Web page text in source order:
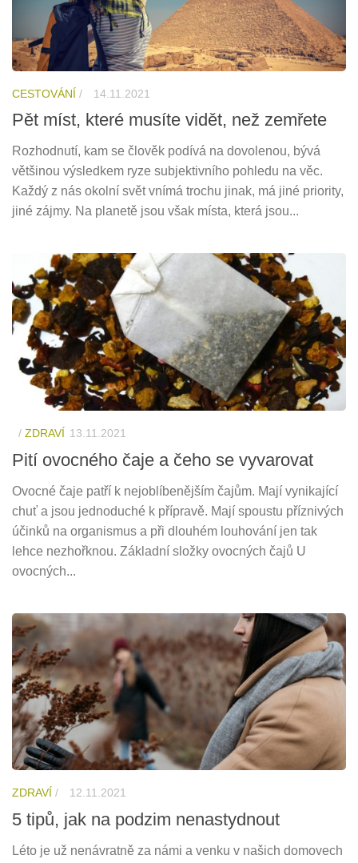
CESTOVÁNÍ / 14.11.2021
Pět míst, které musíte vidět, než zemřete
Rozhodnutí, kam se člověk podívá na dovolenou, bývá
většinou výsledkem ryze subjektivního pohledu na věc.
Každý z nás okolní svět vnímá trochu jinak, má jiné priority,
jiné zájmy. Na planetě jsou však místa, která jsou...
/ ZDRAVÍ 13.11.2021
Pití ovocného čaje a čeho se vyvarovat
Ovocné čaje patří k nejoblíbenějším čajům. Mají vynikající
chuť a jsou jednoduché k přípravě. Mají spoustu příznivých
účinků na organismus a při dlouhém louhování jen tak
lehce nezhořknou. Základní složky ovocných čajů U
ovocných...
ZDRAVÍ / 12.11.2021
5 tipů, jak na podzim nenastydnout
Léto je už nenávratně za námi a venku v našich domovech